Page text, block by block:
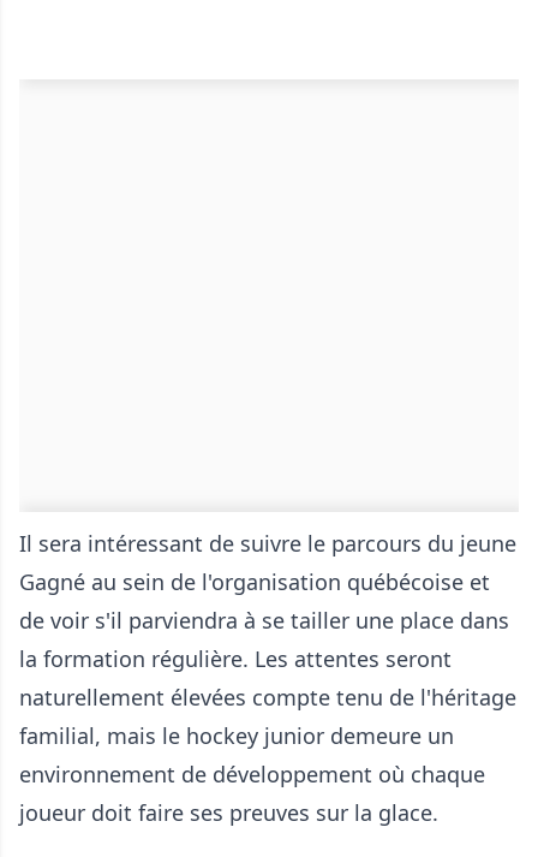
Il sera intéressant de suivre le parcours du jeune
Gagné au sein de l'organisation québécoise et
de voir s'il parviendra à se tailler une place dans
la formation régulière. Les attentes seront
naturellement élevées compte tenu de l'héritage
familial, mais le hockey junior demeure un
environnement de développement où chaque
joueur doit faire ses preuves sur la glace.